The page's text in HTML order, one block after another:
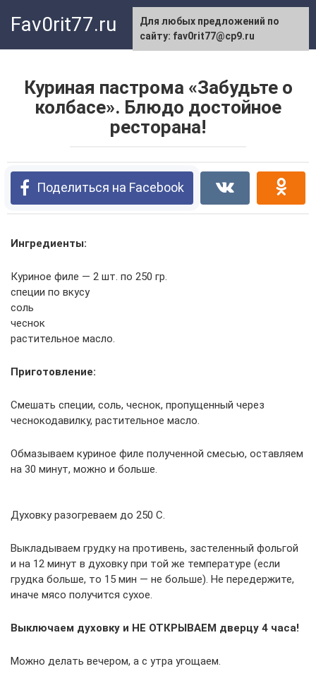
Fav0rit77.ru
Куриная пастрома «Забудьте о
колбасе». Блюдо достойное
ресторана!
Поделиться на Facebook
Ингредиенты:
Куриное филе — 2 шт. по 250 гр.
специи по вкусу
соль
чеснок
растительное масло.
Приготовление:
Смешать специи, соль, чеснок, пропущенный через
чеснокодавилку, растительное масло.
Обмазываем куриное филе полученной смесью, оставляем
на 30 минут, можно и больше.
Духовку разогреваем до 250 С.
Выкладываем грудку на противень, застеленный фольгой
и на 12 минут в духовку при той же температуре (если
грудка больше, то 15 мин — не больше). Не передержите,
иначе мясо получится сухое.
Выключаем духовку и НЕ ОТКРЫВАЕМ дверцу 4 часа!
Можно делать вечером, а с утра угощаем.
Для любых предложений по
сайту: fav0rit77@cp9.ru